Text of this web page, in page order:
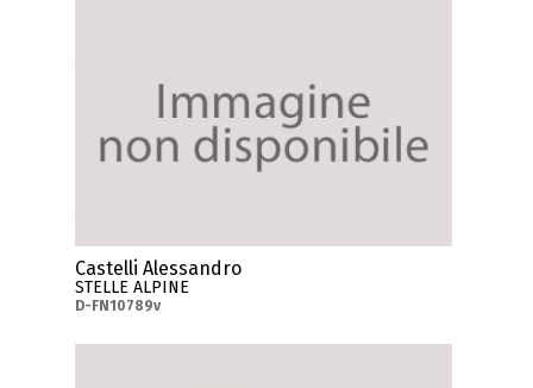
Castelli Alessandro
STELLE ALPINE
D-FN10789v